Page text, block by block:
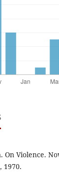
On Violence.
1970.